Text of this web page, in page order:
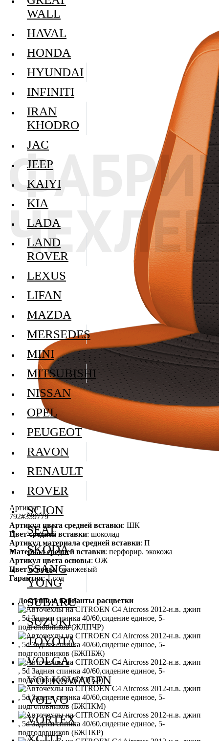
Артикул
792#339779
Артикул цвета средней вставки: ШК
Цвет средней вставки: шоколад
Артикул материала средней вставки: П
Материал средней вставки: перфорир. экокожа
Артикул цвета основы: ОЖ
Цвет основы: оранжевый
Гарантия: 1 год
Доступные варианты расцветки
WALL
HAVAL
HONDA
HYUNDAI
INFINITI
IRAN
KHODRO
JAC
JEEP
KAIYI
KIA
LADA
LAND
ROVER
LEXUS
LIFAN
MAZDA
MERSEDES
MINI
MITSUBISHI
NISSAN
OPEL
PEUGEOT
RAVON
RENAULT
ROVER
SCION
SEAT
SKODA
SSANG
YONG
SUBARU
SUZUKI
TOYOTA
VOLGA
VOLKSWAGEN
VOLVO
VORTEX